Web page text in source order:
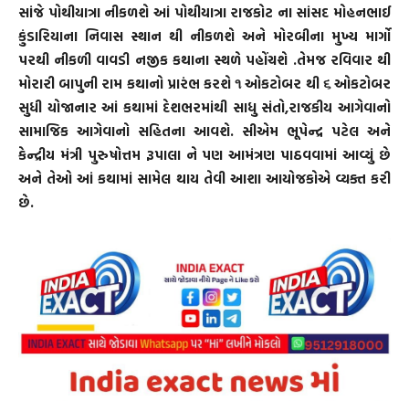
સાંજે પોથીયાત્રા નીકળશે આં પોથીયાત્રા રાજકોટ ના સાંસદ મોહનભાઈ
કુંડારિયાના નિવાસ સ્થાન થી નીકળશે અને મોરબીના મુખ્ય માર્ગો
પરથી નીકળી વાવડી નજીક કથાના સ્થળે પહોંચશે .તેમજ રવિવાર થી
મોરારી બાપુની રામ કથાનો પ્રારંભ કરશે ૧ ઓકટોબર થી ૬ ઓકટોબર
સુધી યોજાનાર આં કથામાં દેશભરમાંથી સાધુ સંતો,રાજકીય આગેવાનો
સામાજિક આગેવાનો સહિતના આવશે. સીએમ ભૂપેન્દ્ર પટેલ અને
કેન્દ્રીય મંત્રી પુરુષોત્તમ રૂપાલા ને પણ આમંત્રણ પાઠવવામાં આવ્યું છે
અને તેઓ આં કથામાં સામેલ થાય તેવી આશા આયોજકોએ વ્યક્ત કરી
છે.